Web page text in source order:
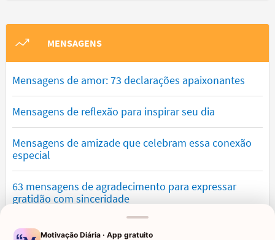
MENSAGENS
Mensagens de amor: 73 declarações apaixonantes
Mensagens de reflexão para inspirar seu dia
Mensagens de amizade que celebram essa conexão
especial
63 mensagens de agradecimento para expressar
gratidão com sinceridade
Mensagens de saudade que tocam o coração e
Motivação Diária · App gratuito